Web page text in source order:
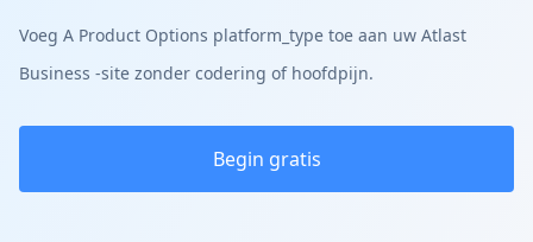
Voeg A Product Options platform_type toe aan uw Atlast
Business -site zonder codering of hoofdpijn.
Begin gratis